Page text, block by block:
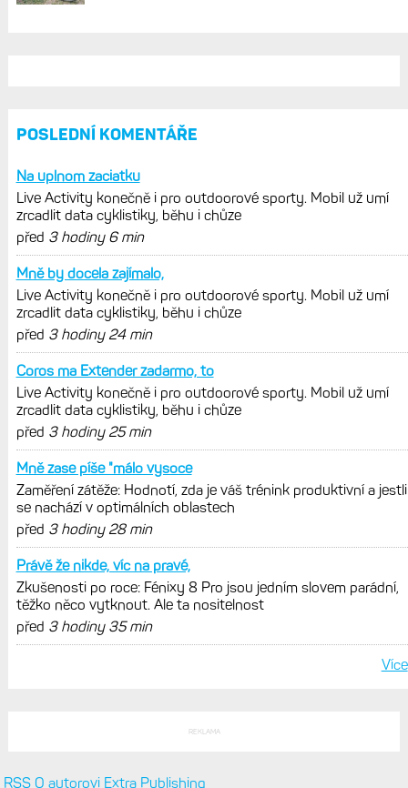
POSLEDNÍ KOMENTÁŘE
Na uplnom zaciatku
Live Activity konečně i pro outdoorové sporty. Mobil už umí
zrcadlit data cyklistiky, běhu i chůze
před 3 hodiny 6 min
Mně by docela zajímalo,
Live Activity konečně i pro outdoorové sporty. Mobil už umí
zrcadlit data cyklistiky, běhu i chůze
před 3 hodiny 24 min
Coros ma Extender zadarmo, to
Live Activity konečně i pro outdoorové sporty. Mobil už umí
zrcadlit data cyklistiky, běhu i chůze
před 3 hodiny 25 min
Mně zase píše "málo vysoce
Zaměření zátěže: Hodnotí, zda je váš trénink produktivní a jestli
se nachází v optimálních oblastech
před 3 hodiny 28 min
Právě že nikde, víc na pravé,
Zkušenosti po roce: Fénixy 8 Pro jsou jedním slovem parádní,
těžko něco vytknout. Ale ta nositelnost
před 3 hodiny 35 min
Více
REKLAMA
RSS O autorovi Extra Publishing